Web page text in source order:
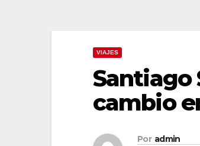
VIAJES
Santiago
cambio
Por admin